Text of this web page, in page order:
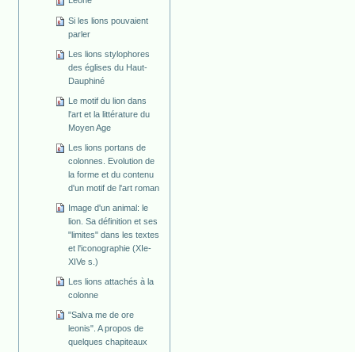
Si les lions pouvaient
parler
Les lions stylophores
des églises du Haut-
Dauphiné
Le motif du lion dans
l'art et la littérature du
Moyen Age
Les lions portans de
colonnes. Evolution de
la forme et du contenu
d'un motif de l'art roman
Image d'un animal: le
lion. Sa définition et ses
"limites" dans les textes
et l'iconographie (XIe-
XIVe s.)
Les lions attachés à la
colonne
"Salva me de ore
leonis". A propos de
quelques chapiteaux